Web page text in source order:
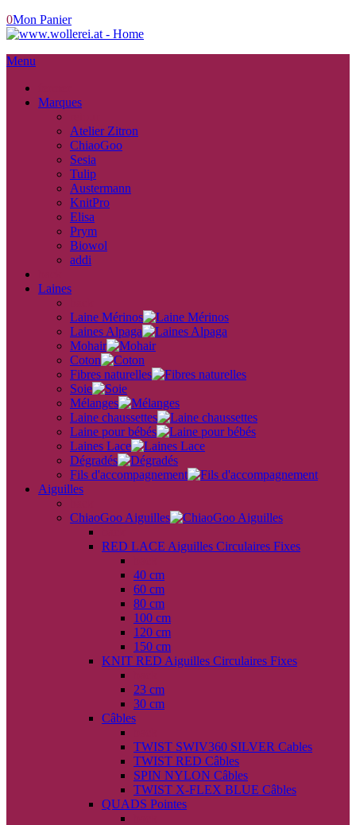
0Mon Panier
Menu
Marques
Atelier Zitron
ChiaoGoo
Sesia
Tulip
Austermann
KnitPro
Elisa
Prym
Biowol
addi
Laines
Laine Mérinos
Laines Alpaga
Mohair
Coton
Fibres naturelles
Soie
Mélanges
Laine chaussettes
Laine pour bébés
Laines Lace
Dégradés
Fils d'accompagnement
Aiguilles
ChiaoGoo Aiguilles
RED LACE Aiguilles Circulaires Fixes
40 cm
60 cm
80 cm
100 cm
120 cm
150 cm
KNIT RED Aiguilles Circulaires Fixes
23 cm
30 cm
Câbles
TWIST SWIV360 SILVER Cables
TWIST RED Câbles
SPIN NYLON Câbles
TWIST X-FLEX BLUE Câbles
QUADS Pointes